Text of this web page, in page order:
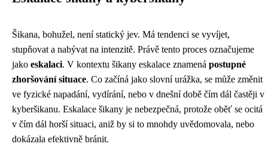
Šikana, bohužel, není statický jev. Má tendenci se vyvíjet,
stupňovat a nabývat na intenzitě. Právě tento proces označujeme
jako eskalaci. V kontextu šikany eskalace znamená postupné
zhoršování situace. Co začíná jako slovní urážka, se může změnit
ve fyzické napadání, vydírání, nebo v dnešní době čím dál častěji v
kyberšikanu. Eskalace šikany je nebezpečná, protože oběť se ocitá
v čím dál horší situaci, aniž by si to mnohdy uvědomovala, nebo
dokázala efektivně bránit.